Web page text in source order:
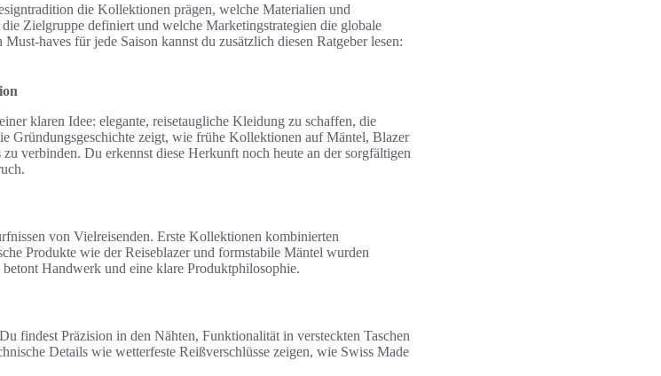
die Kollektionen prägen, welche Materialien und
Zielgruppe definiert und welche Marketingstrategien die globale
haves für jede Saison kannst du zusätzlich diesen Ratgeber lesen:
klaren Idee: elegante, reisetaugliche Kleidung zu schaffen, die
Gründungsgeschichte zeigt, wie frühe Kollektionen auf Mäntel, Blazer
verbinden. Du erkennst diese Herkunft noch heute an der sorgfältigen
von Vielreisenden. Erste Kollektionen kombinierten
Produkte wie der Reiseblazer und formstabile Mäntel wurden
Handwerk und eine klare Produktphilosophie.
findest Präzision in den Nähten, Funktionalität in versteckten Taschen
Details wie wetterfeste Reißverschlüsse zeigen, wie Swiss Made